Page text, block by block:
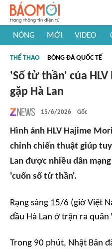
NÓNG MỚI VIDEO
#Khám phá thế giới
THỂ THAO BÓNG ĐÁ QUỐC TẾ
'Sổ tử thần' của
gặp Hà Lan
15/6/2026 Gốc
Hình ảnh HLV Hajime
chỉnh chiến thuật giúp
Lan được nhiều dân
'cuốn sổ tử thần'.
Rạng sáng 15/6 (giờ Việt
đầu Hà Lan ở trận ra
Trong 90 phút, Nhật Bản